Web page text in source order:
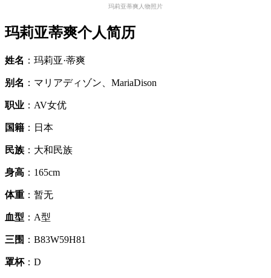
玛莉亚蒂爽人物照片
玛莉亚蒂爽个人简历
姓名 ：玛莉亚·蒂爽
别名 ：マリアディゾン、MariaDison
职业 ：AV女优
国籍 ：日本
民族 ：大和民族
身高 ：165cm
体重 ：暂无
血型 ：A型
三围 ：B83W59H81
罩杯：D